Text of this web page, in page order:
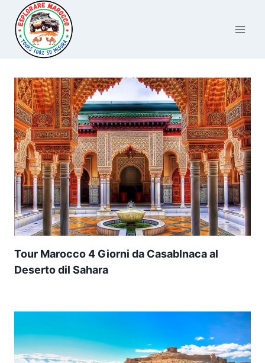
Salta
contenuto
Tour Marocco 4 Giorni da Casablnaca al
Deserto dil Sahara